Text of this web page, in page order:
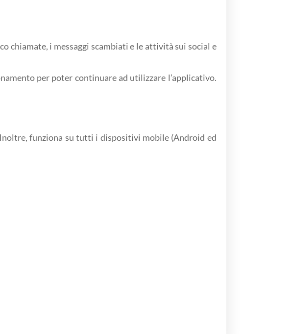
chiamate, i messaggi scambiati e le attività sui social e
per poter continuare ad utilizzare l’applicativo.
funziona su tutti i dispositivi mobile (Android ed